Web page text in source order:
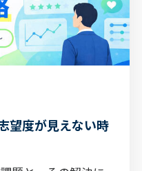
望度が見えない時